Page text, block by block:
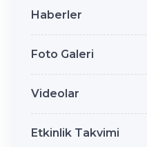
Haberler
Foto Galeri
Videolar
Etkinlik Takvimi